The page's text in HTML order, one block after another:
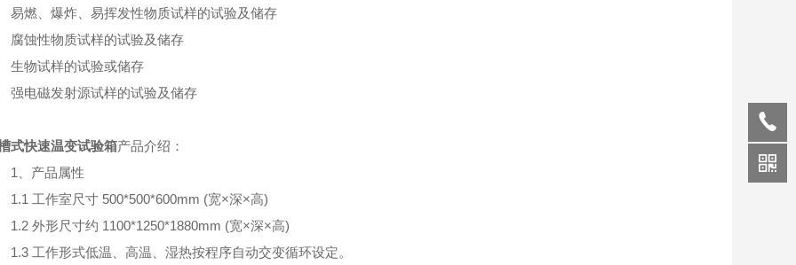
燃、爆炸、易挥发性物质试样的试验及储存
蚀性物质试样的试验及储存
物试样的试验或储存
电磁发射源试样的试验及储存
式快速温变试验箱产品介绍：
产品属性
工作室尺寸 500*500*600mm (宽×深×高)
外形尺寸约 1100*1250*1880mm (宽×深×高)
工作形式低温、高温、湿热按程序自动交变循环设定。